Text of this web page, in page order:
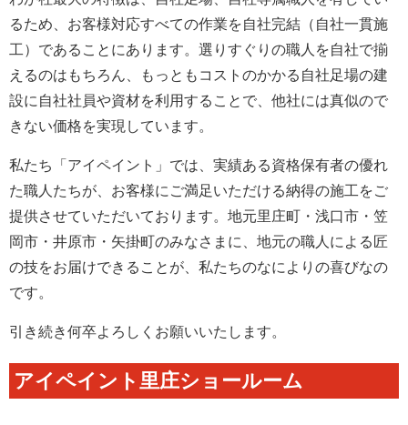
るため、お客様対応すべての作業を自社完結（自社一貫施
工）であることにあります。選りすぐりの職人を自社で揃
えるのはもちろん、もっともコストのかかる自社足場の建
設に自社社員や資材を利用することで、他社には真似ので
きない価格を実現しています。
私たち「アイペイント」では、実績ある資格保有者の優れ
た職人たちが、お客様にご満足いただける納得の施工をご
提供させていただいております。地元里庄町・浅口市・笠
岡市・井原市・矢掛町のみなさまに、地元の職人による匠
の技をお届けできることが、私たちのなによりの喜びなの
です。
引き続き何卒よろしくお願いいたします。
アイペイント里庄ショールーム